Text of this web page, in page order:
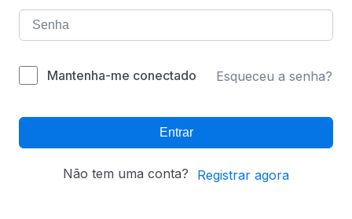
Mantenha-me conectado Esqueceu a senha?
Entrar
Não tem uma conta? Registrar agora